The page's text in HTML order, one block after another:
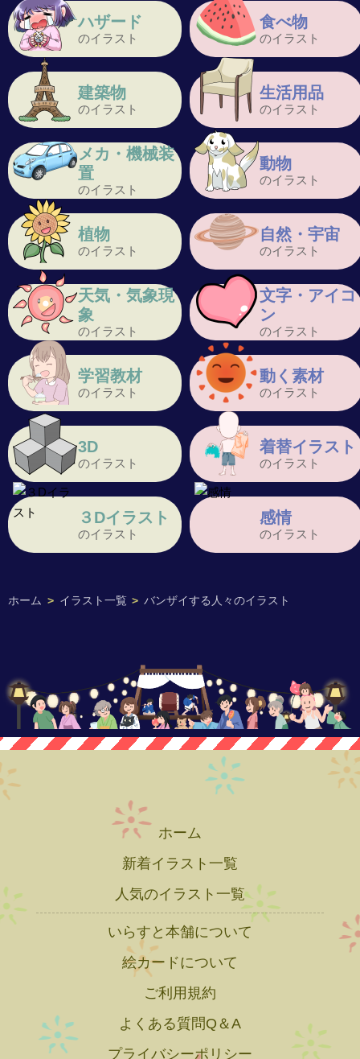
ホーム > イラスト一覧 > バンザイする人々のイラスト
ハザード
のイラスト
食べ物
のイラスト
建築物
のイラスト
生活用品
のイラスト
メカ・機械装
置
のイラスト
動物
のイラスト
植物
のイラスト
自然・宇宙
のイラスト
天気・気象現
象
のイラスト
文字・アイコ
ン
のイラスト
学習教材
のイラスト
動く素材
のイラスト
3D
のイラスト
着替イラスト
のイラスト
３Dイラスト
のイラスト
感情
のイラスト
ホーム
新着イラスト一覧
人気のイラスト一覧
いらすと本舗について
絵カードについて
ご利用規約
よくある質問Q＆A
プライバシーポリシー